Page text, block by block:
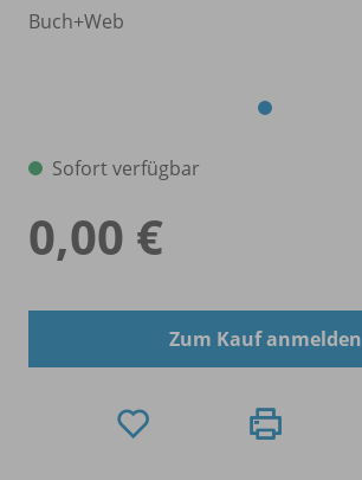
Buch+Web
Sofort verfügbar
0,00 €
Zum Kauf anmelden